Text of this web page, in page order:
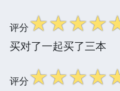
评分☆☆☆☆
买对了一起买了三本
评分☆☆☆☆